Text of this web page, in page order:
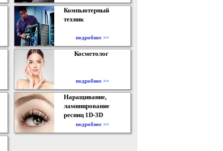
Компьютерный
техник
подробнее >>
Косметолог
подробнее >>
Наращивание,
ламинирование
ресниц 1D-3D
подробнее >>